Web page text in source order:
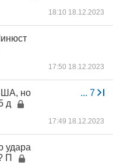
18:10 18.12.2023
17:50 18.12.2023
... 7
но
д
17:49 18.12.2023
удара
П